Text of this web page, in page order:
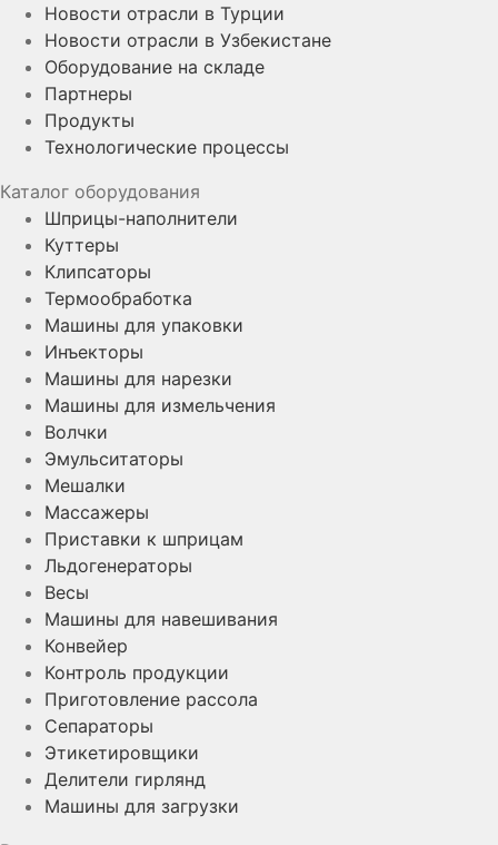
Новости отрасли в Турции
Новости отрасли в Узбекистане
Оборудование на складе
Партнеры
Продукты
Технологические процессы
Каталог оборудования
Шприцы-наполнители
Куттеры
Клипсаторы
Термообработка
Машины для упаковки
Инъекторы
Машины для нарезки
Машины для измельчения
Волчки
Эмульситаторы
Мешалки
Массажеры
Приставки к шприцам
Льдогенераторы
Весы
Машины для навешивания
Конвейер
Контроль продукции
Приготовление рассола
Сепараторы
Этикетировщики
Делители гирлянд
Машины для загрузки